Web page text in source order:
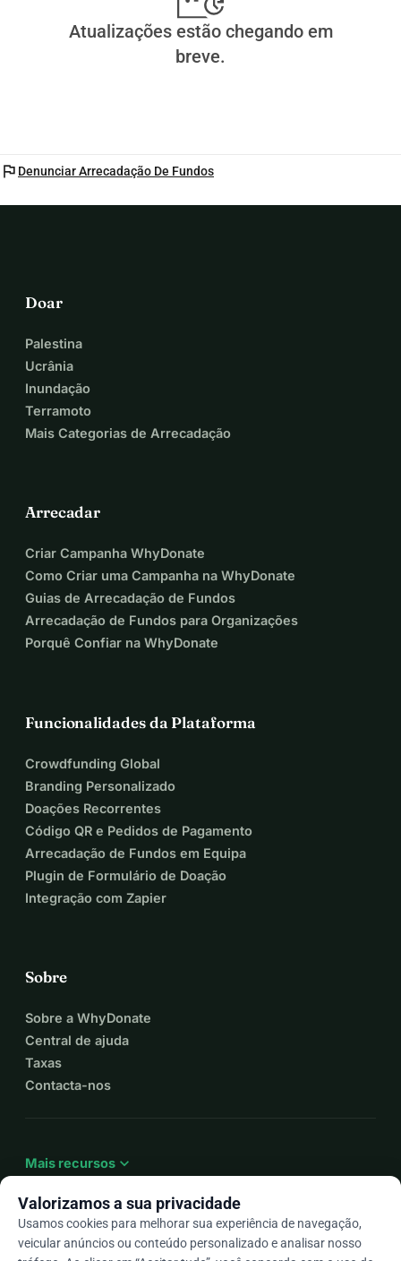
Atualizações estão chegando em
breve.
flag Denunciar Arrecadação De Fundos
Doar
Palestina
Ucrânia
Inundação
Terramoto
Mais Categorias de Arrecadação
Arrecadar
Criar Campanha WhyDonate
Como Criar uma Campanha na WhyDonate
Guias de Arrecadação de Fundos
Arrecadação de Fundos para Organizações
Porquê Confiar na WhyDonate
Funcionalidades da Plataforma
Crowdfunding Global
Branding Personalizado
Doações Recorrentes
Código QR e Pedidos de Pagamento
Arrecadação de Fundos em Equipa
Plugin de Formulário de Doação
Integração com Zapier
Sobre
Sobre a WhyDonate
Central de ajuda
Taxas
Contacta-nos
Mais recursos expand_more
Valorizamos a sua privacidade
Usamos cookies para melhorar sua experiência de navegação,
veicular anúncios ou conteúdo personalizado e analisar nosso